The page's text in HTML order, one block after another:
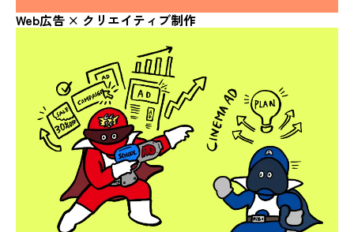
Web広告 × クリエイティブ制作